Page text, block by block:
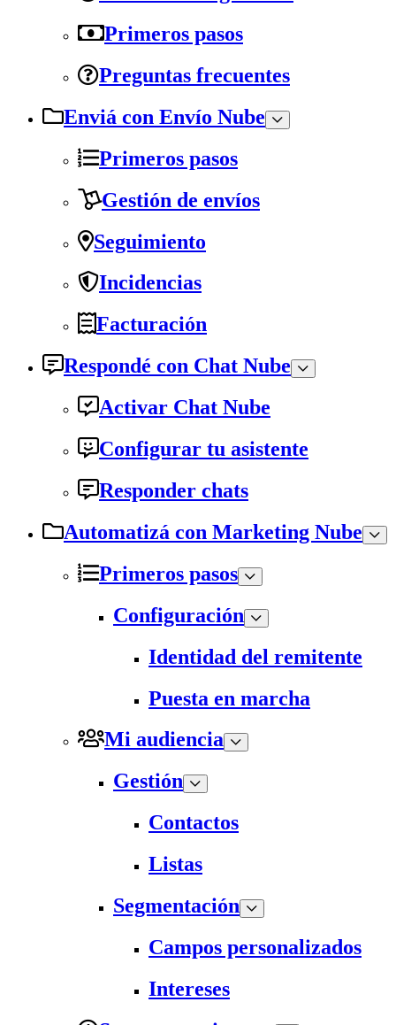
Primeros pasos
Preguntas frecuentes
Enviá con Envío Nube
Primeros pasos
Gestión de envíos
Seguimiento
Incidencias
Facturación
Respondé con Chat Nube
Activar Chat Nube
Configurar tu asistente
Responder chats
Automatizá con Marketing Nube
Primeros pasos
Configuración
Identidad del remitente
Puesta en marcha
Mi audiencia
Gestión
Contactos
Listas
Segmentación
Campos personalizados
Intereses